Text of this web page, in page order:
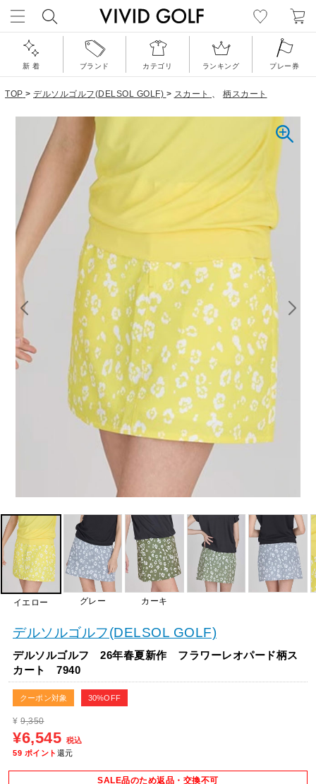
新 着 ブランド カテゴリ ランキング プレー券
TOP > デルソルゴルフ(DELSOL GOLF) > スカート 、 柄スカート
イエロー グレー カーキ
デルソルゴルフ(DELSOL GOLF)
デルソルゴルフ 26年春夏新作 フラワーレオパード柄ス
カート 7940
クーポン対象 30%OFF
¥ 9,350
¥6,545 税込
59 ポイント 還元
SALE品のため返品・交換不可